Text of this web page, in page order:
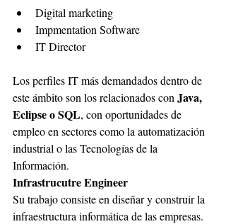
Digital marketing
Impmentation Software
IT Director
Los perfiles IT más demandados dentro de
este ámbito son los relacionados con Java,
Eclipse o SQL, con oportunidades de
empleo en sectores como la automatización
industrial o las Tecnologías de la
Información.
Infrastrucutre Engineer
Su trabajo consiste en diseñar y construir la
infraestructura informática de las empresas.